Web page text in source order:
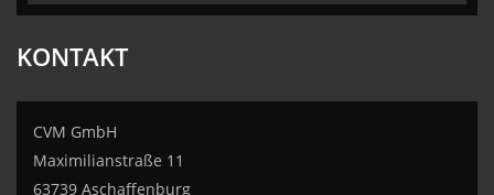
KONTAKT
CVM GmbH
Maximilianstraße 11
63739 Aschaffenburg